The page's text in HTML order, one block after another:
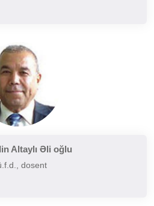
Altaylı Əli oğlu
dosent